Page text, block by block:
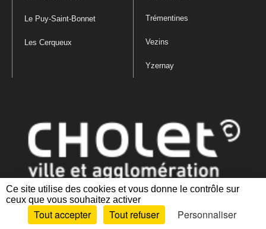
Ce site utilise des cookies et vous donne le contrôle sur
ceux que vous souhaitez activer
Tout accepter Tout refuser
Personnaliser
Le Puy-Saint-Bonnet
Les Cerqueux
Trémentines
Vezins
Yzernay
Mentions légales|Politique de confidentialité
des cookies |Plan du site Accessibilité : partiellement conforme